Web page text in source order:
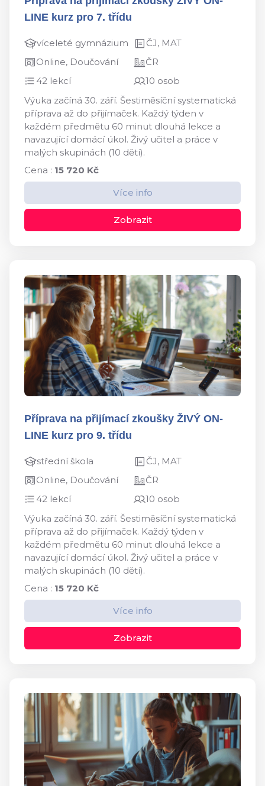
LINE kurz pro 7. třídu
víceleté gymnázium
ČJ, MAT
Online, Doučování
ČR
42 lekcí
10 osob
Výuka začíná 30. září. Šestiměsíční systematická
příprava až do přijímaček. Každý týden v
každém předmětu 60 minut dlouhá lekce a
navazující domácí úkol. Živý učitel a práce v
malých skupinách (10 dětí).
Cena : 15 720 Kč
Více info
Zobrazit
Příprava na přijímací zkoušky ŽIVÝ ON-
LINE kurz pro 9. třídu
střední škola
ČJ, MAT
Online, Doučování
ČR
42 lekcí
10 osob
Výuka začíná 30. září. Šestiměsíční systematická
příprava až do přijímaček. Každý týden v
každém předmětu 60 minut dlouhá lekce a
navazující domácí úkol. Živý učitel a práce v
malých skupinách (10 dětí).
Cena : 15 720 Kč
Více info
Zobrazit